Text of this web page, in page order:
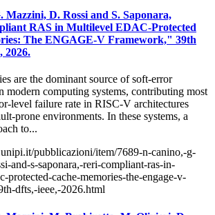
Mazzini, D. Rossi and S. Saponara,
RAS in Multilevel EDAC-Protected
The ENGAGE-V Framework," 39th
2026.
are the dominant source of soft-error
modern computing systems, contributing most
level failure rate in RISC-V architectures
prone environments. In these systems, a
to...
pubblicazioni/item/7689-n-canino,-g-
and-s-saponara,-reri-compliant-ras-in-
protected-cache-memories-the-engage-v-
dfts,-ieee,-2026.html